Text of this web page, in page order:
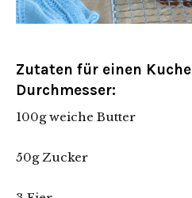
Zutaten für einen
Durchmesser:
100g weiche Butter
50g Zucker